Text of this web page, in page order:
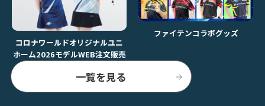
一覧を見る
コロナワールドオリジナルユニ
ホーム2026モデルWEB注文販売
ファイテンコラボグッズ